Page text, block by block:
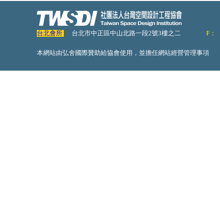
台北會所 台北市中正區中山北路一段2號3樓之二 F：
本網站由弘舍國際贊助給協會使用，並擔任網站經營管理事項